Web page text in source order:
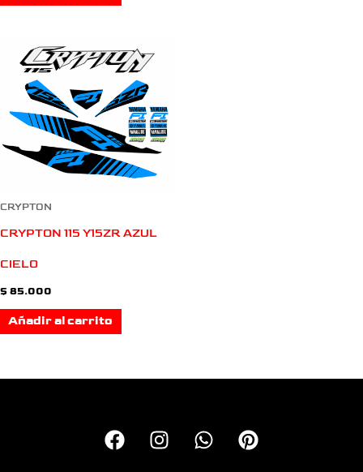
CRYPTON
CRYPTON 115 Y15ZR AZUL
CIELO
$ 85.000
Añadir al carrito